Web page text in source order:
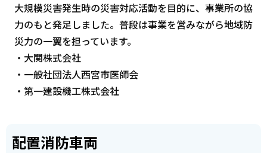
大規模災害発生時の災害対応活動を目的に、事業所の協
力のもと発足しました。普段は事業を営みながら地域防
災力の一翼を担っています。
・大関株式会社
・一般社団法人西宮市医師会
・第一建設機工株式会社
配置消防車両